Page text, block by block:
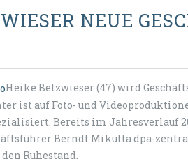
NEUE
Heike Betzwieser (47) wird
ist auf Foto- und
Bereits im Jahresverlauf
Berndt Mikutta dpa-
Ruhestand.